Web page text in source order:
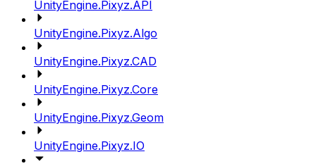
UnityEngine.Pixyz.API
UnityEngine.Pixyz.Algo
UnityEngine.Pixyz.CAD
UnityEngine.Pixyz.Core
UnityEngine.Pixyz.Geom
UnityEngine.Pixyz.IO